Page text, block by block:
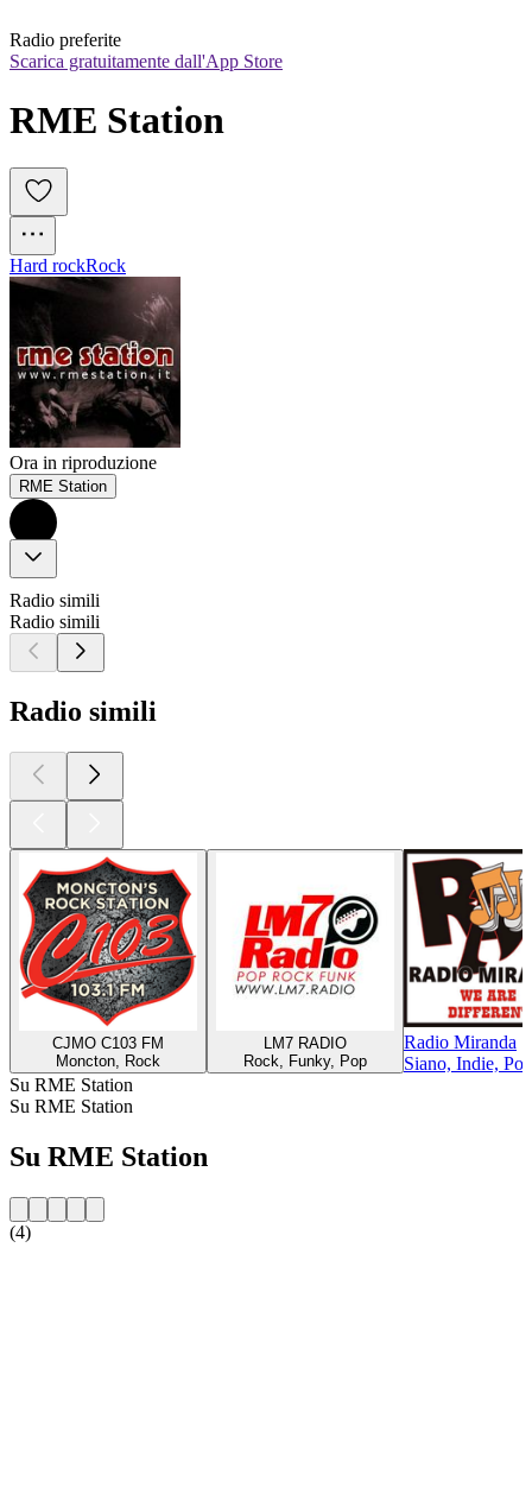
Radio preferite
Scarica gratuitamente dall'App Store
RME Station
Hard rockRock
Ora in riproduzione
RME Station
Radio simili
Radio simili
Radio simili
CJMO C103 FM
Moncton, Rock
LM7 RADIO
Rock, Funky, Pop
Radio Miranda
Siano, Indie, Pop
Su RME Station
Su RME Station
Su RME Station
(4)